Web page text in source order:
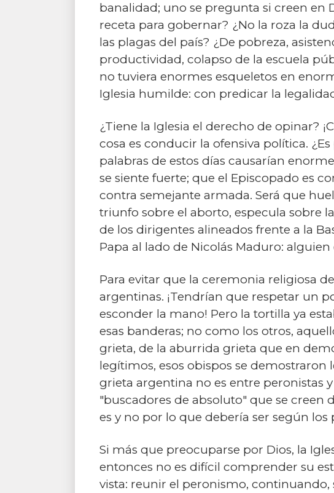
banalidad; uno se pregunta si creen en
receta para gobernar? ¿No la roza la
las plagas del país? ¿De pobreza,
productividad, colapso de la escuela
no tuviera enormes esqueletos en
Iglesia humilde: con predicar la
¿Tiene la Iglesia el derecho de opinar?
cosa es conducir la ofensiva política.
palabras de estos días causarían
se siente fuerte; que el Episcopado es
contra semejante armada. Será que
triunfo sobre el aborto, especula sobre
de los dirigentes alineados frente a la
Papa al lado de Nicolás Maduro:
Para evitar que la ceremonia religiosa
argentinas. ¡Tendrían que respetar un
esconder la mano! Pero la tortilla ya
esas banderas; no como los otros,
grieta, de la aburrida grieta que en
legítimos, esos obispos se demostraron
grieta argentina no es entre peronistas
"buscadores de absoluto" que se creen
es y no por lo que debería ser según los
Si más que preocuparse por Dios, la
entonces no es difícil comprender su
vista: reunir el peronismo, continuando,